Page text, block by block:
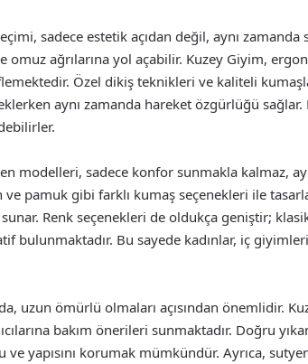
sadece estetik açıdan değil, aynı zamanda
omuz ağrılarına yol açabilir. Kuzey Giyim,
Özel dikiş teknikleri ve kaliteli
aynı zamanda hareket özgürlüğü
modelleri, sadece konfor sunmakla kalmaz,
ve pamuk gibi farklı kumaş seçenekleri ile
Renk seçenekleri de oldukça geniştir;
bulunmaktadır. Bu sayede kadınlar, iç
uzun ömürlü olmaları açısından önemlidir.
bakım önerileri sunmaktadır. Doğru
yapısını korumak mümkündür. Ayrıca,